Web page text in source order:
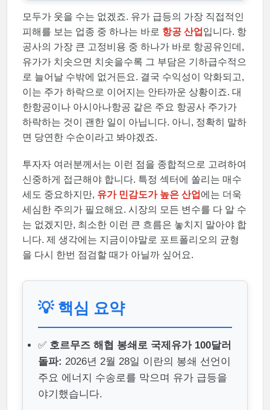
모두가 웃을 수는 없겠죠. 유가 급등의 가장 직접적인
피해를 보는 업종 중 하나는 바로 항공 산업 입니다. 항
공사의 가장 큰 고정비용 중 하나가 바로 항공유인데,
유가가 치솟으면 치솟을수록 그 부담은 기하급수적으
로 늘어날 수밖에 없거든요. 결국 수익성이 악화되고,
이는 주가 하락으로 이어지는 안타까운 상황이죠. 대
한항공이나 아시아나항공 같은 주요 항공사 주가가
하락하는 것이 괜한 일이 아닙니다. 아니, 정확히 말하
면 당연한 수순이라고 봐야겠죠.
투자자 여러분께서는 이런 점을 종합적으로 고려하여
신중하게 접근해야 합니다. 특정 섹터에 쏠리는 매수
세도 중요하지만, 유가 민감도가 높은 산업 에는 더욱
세심한 주의가 필요해요. 시장의 모든 변수를 다 알 수
는 없겠지만, 최소한 이런 큰 흐름은 놓치지 말아야 합
니다. 제 생각에는 지금이야말로 포트폴리오의 균형
을 다시 한번 점검할 때가 아닐까 싶어요.
💡 핵심 요약
✅ 호르무즈 해협 봉쇄로 국제유가 100달러
돌파: 2026년 2월 28일 이란의 봉쇄 선언이
주요 에너지 수송로를 막으며 유가 급등을
야기했습니다.